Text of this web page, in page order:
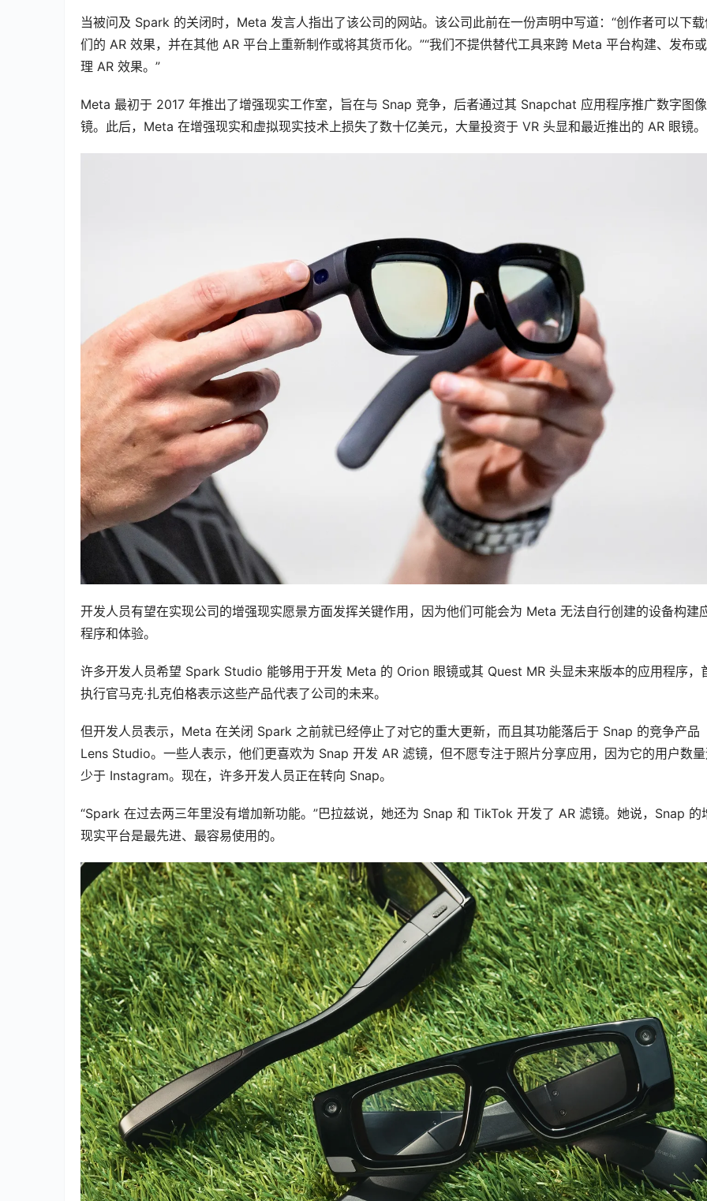
当被问及 Spark 的关闭时，Meta 发言人指出了该公司的网站。该公司此前在一份声明中写道：“创作者可以下
们的 AR 效果，并在其他 AR 平台上重新制作或将其货币化。”“我们不提供替代工具来跨 Meta 平台构建、发布
理 AR 效果。”
Meta 最初于 2017 年推出了增强现实工作室，旨在与 Snap 竞争，后者通过其 Snapchat 应用程序推广数字图
镜。此后，Meta 在增强现实和虚拟现实技术上损失了数十亿美元，大量投资于 VR 头显和最近推出的 AR 眼镜。
开发人员有望在实现公司的增强现实愿景方面发挥关键作用，因为他们可能会为 Meta 无法自行创建的设备构建
程序和体验。
许多开发人员希望 Spark Studio 能够用于开发 Meta 的 Orion 眼镜或其 Quest MR 头显未来版本的应用程序，
执行官马克·扎克伯格表示这些产品代表了公司的未来。
但开发人员表示，Meta 在关闭 Spark 之前就已经停止了对它的重大更新，而且其功能落后于 Snap 的竞争产品
Lens Studio。一些人表示，他们更喜欢为 Snap 开发 AR 滤镜，但不愿专注于照片分享应用，因为它的用户数
少于 Instagram。现在，许多开发人员正在转向 Snap。
“Spark 在过去两三年里没有增加新功能。”巴拉兹说，她还为 Snap 和 TikTok 开发了 AR 滤镜。她说，Snap 的
现实平台是最先进、最容易使用的。